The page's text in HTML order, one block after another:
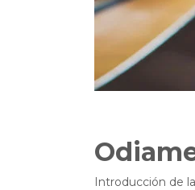
Introducción de